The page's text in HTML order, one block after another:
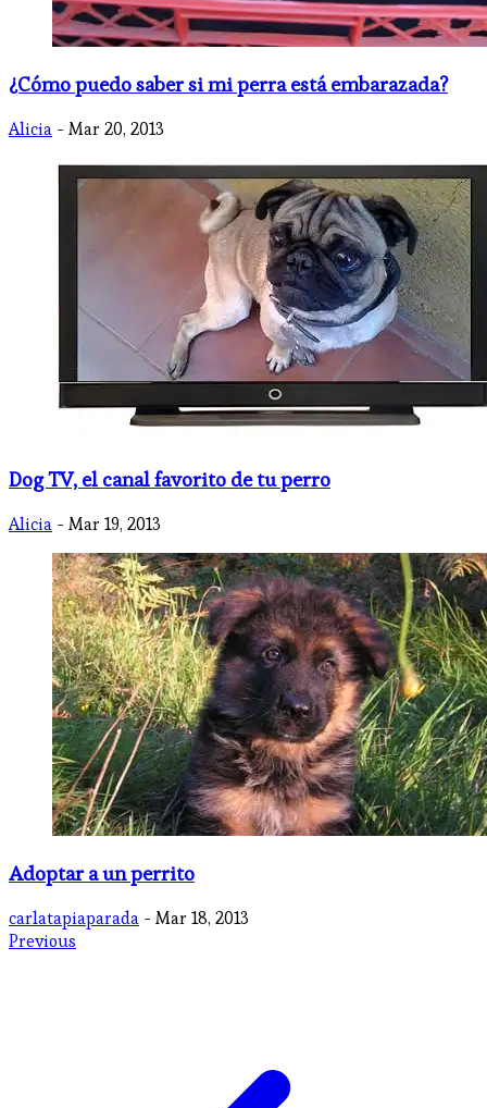
¿Cómo puedo saber si mi perra está embarazada?
Alicia - Mar 20, 2013
Dog TV, el canal favorito de tu perro
Alicia - Mar 19, 2013
Adoptar a un perrito
carlatapiaparada - Mar 18, 2013
Previous